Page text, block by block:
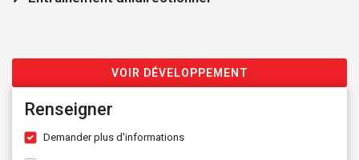
VOIR DÉVELOPPEMENT
Renseigner
Demander plus d'informations